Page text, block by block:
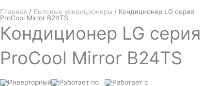
Главная / Бытовые кондиционеры / Кондиционер LG серия
ProCool Mirror B24TS
Кондиционер LG серия
ProCool Mirror B24TS